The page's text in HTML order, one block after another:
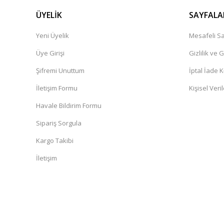
ÜYELİK
Yeni Üyelik
Üye Girişi
Şifremi Unuttum
İletişim Formu
Havale Bildirim Formu
Sipariş Sorgula
Kargo Takibi
İletişim
Mesafeli
Gizlilik ve
İptal İade
Kişisel